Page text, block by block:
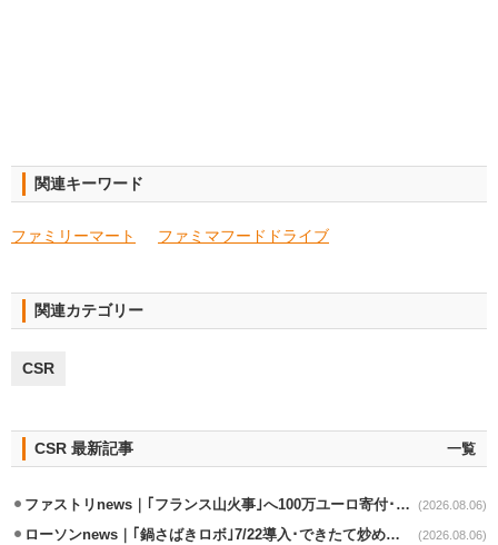
関連キーワード
ファミリーマート ファミマフードドライブ
関連カテゴリー
CSR
CSR 最新記事 一覧
ファストリnews｜｢フランス山火事｣へ100万ユーロ寄付･衣料5万点も提供 (2026.08.06)
ローソンnews｜｢鍋さばきロボ｣7/22導入･できたて炒めメニューを提供 (2026.08.06)